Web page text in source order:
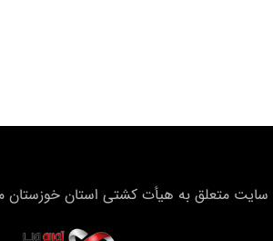
متعلق به هیأت كشتی استان خوزستان